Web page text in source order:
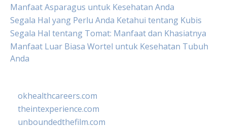
Manfaat Asparagus untuk Kesehatan Anda
Segala Hal yang Perlu Anda Ketahui tentang Kubis
Segala Hal tentang Tomat: Manfaat dan Khasiatnya
Manfaat Luar Biasa Wortel untuk Kesehatan Tubuh
Anda
okhealthcareers.com
theintexperience.com
unboundedthefilm.com